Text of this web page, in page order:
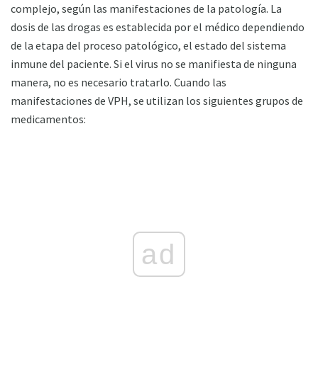
complejo, según las manifestaciones de la patología. La
dosis de las drogas es establecida por el médico dependiendo
de la etapa del proceso patológico, el estado del sistema
inmune del paciente. Si el virus no se manifiesta de ninguna
manera, no es necesario tratarlo. Cuando las
manifestaciones de VPH, se utilizan los siguientes grupos de
medicamentos:
ad